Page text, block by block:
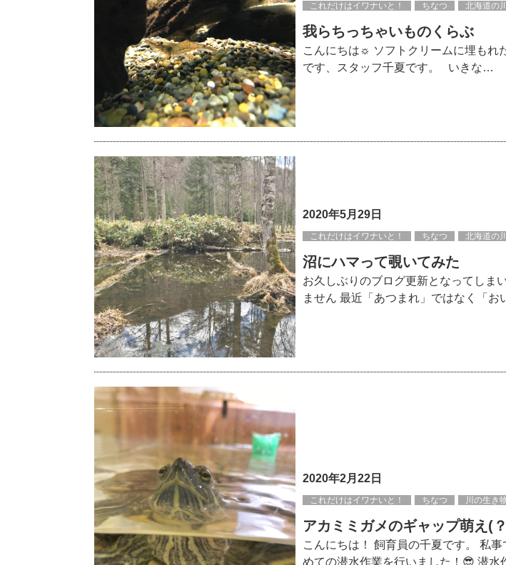
これだけはイワナいと！ ちなつ 北海道の
我らちっちゃいものくらぶ
こんにちは☼ ソフトクリームに埋もれ
です、スタッフ千夏です。 いきな…
2020年5月29日
これだけはイワナいと！ ちなつ 北海道の
沼にハマって覗いてみた
お久しぶりのブログ更新となってしま
ません 最近「あつまれ」ではなく「
2020年2月22日
これだけはイワナいと！ ちなつ 川の生き
アカミミガメのギャップ萌え(
こんにちは！ 飼育員の千夏です。 私
めての潜水作業を行いました！😎 潜水